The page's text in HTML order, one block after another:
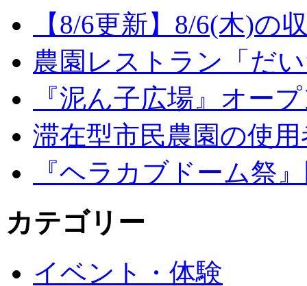
【8/6更新】8/6(木)の
農園レストラン「だ
『泥ん子広場』オー
滞在型市民農園の使
『ヘラカブドーム祭
カテゴリー
イベント・体験